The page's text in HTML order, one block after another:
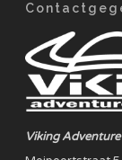
Viking